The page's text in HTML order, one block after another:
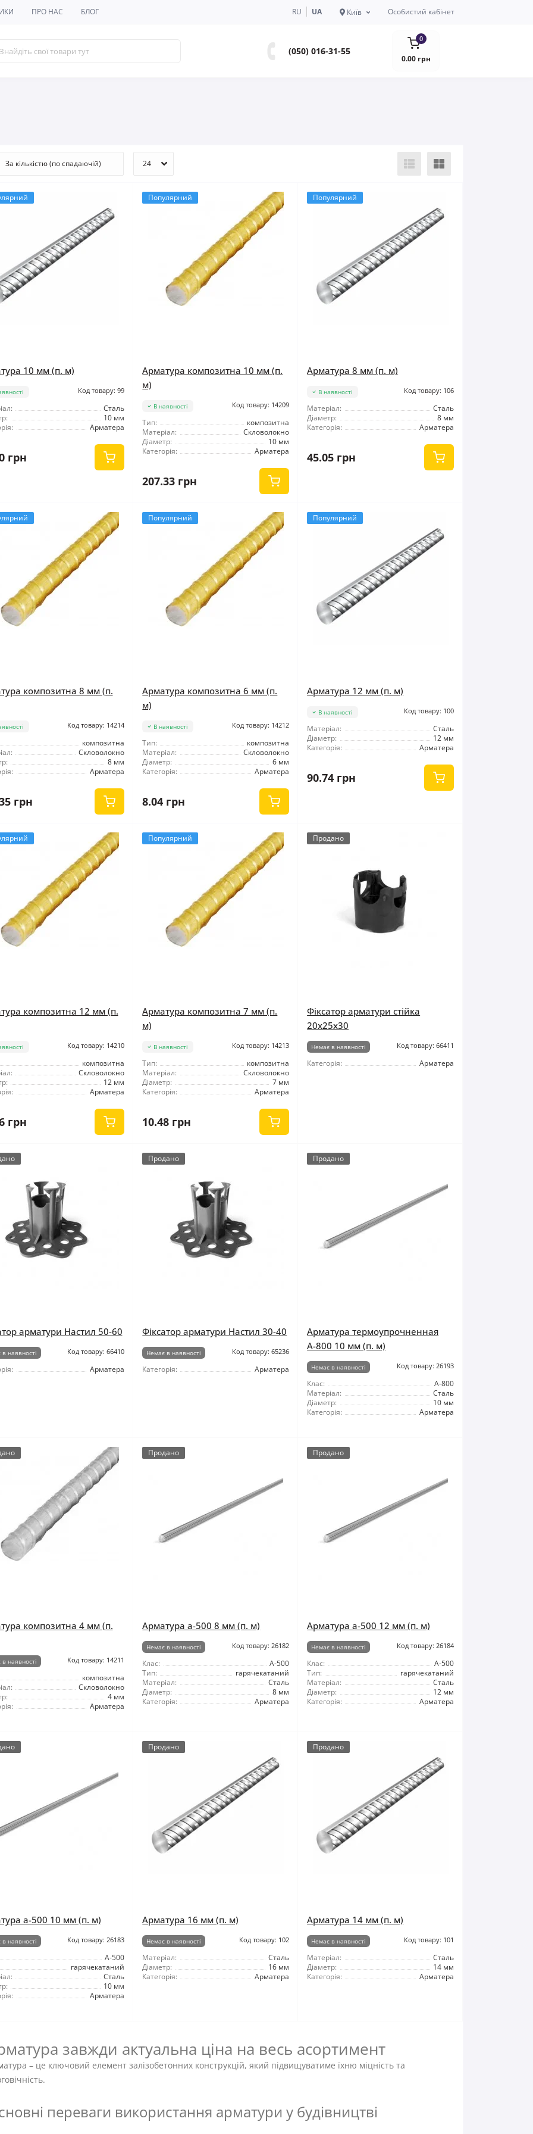
ПРО НАС БЛОГ RU UA Київ Особистий кабінет
(050) 016-31-55
0
0.00 грн
10 мм (п. м)
Код товару: 99
Сталь
10 мм
Арматера
грн
Популярний
Арматура композитна 10 мм (п.
м)
В наявності Код товару: 14209
Тип:
композитна
Матеріал:
Скловолокно
Діаметр:
10 мм
Категорія:
Арматера
207.33 грн
Популярний
Арматура 8 мм (п. м)
В наявності Код товару: 106
Матеріал:
Сталь
Діаметр:
8 мм
Категорія:
Арматера
45.05 грн
композитна 8 мм (п.
Код товару: 14214
композитна
Скловолокно
8 мм
Арматера
грн
Популярний
Арматура композитна 6 мм (п.
м)
В наявності Код товару: 14212
Тип:
композитна
Матеріал:
Скловолокно
Діаметр:
6 мм
Категорія:
Арматера
8.04 грн
Популярний
Арматура 12 мм (п. м)
В наявності Код товару: 100
Матеріал:
Сталь
Діаметр:
12 мм
Категорія:
Арматера
90.74 грн
композитна 12 мм (п.
Код товару: 14210
композитна
Скловолокно
12 мм
Арматера
грн
Популярний
Арматура композитна 7 мм (п.
м)
В наявності Код товару: 14213
Тип:
композитна
Матеріал:
Скловолокно
Діаметр:
7 мм
Категорія:
Арматера
10.48 грн
Продано
Фіксатор арматури стійка
20x25x30
Немає в наявності Код товару: 66411
Категорія: Арматера
арматури Настил 50-60
наявності Код товару: 66410
Арматера
Продано
Фіксатор арматури Настил 30-40
Немає в наявності Код товару: 65236
Категорія: Арматера
Продано
Арматура термоупрочненная
А-800 10 мм (п. м)
Немає в наявності Код товару: 26193
Клас:
А-800
Матеріал:
Сталь
Діаметр:
10 мм
Категорія:
Арматера
композитна 4 мм (п.
наявності Код товару: 14211
композитна
Скловолокно
4 мм
Арматера
Продано
Арматура а-500 8 мм (п. м)
Немає в наявності Код товару: 26182
Клас:
А-500
Тип:
гарячекатаний
Матеріал:
Сталь
Діаметр:
8 мм
Категорія:
Арматера
Продано
Арматура а-500 12 мм (п. м)
Немає в наявності Код товару: 26184
Клас:
А-500
Тип:
гарячекатаний
Матеріал:
Сталь
Діаметр:
12 мм
Категорія:
Арматера
а-500 10 мм (п. м)
наявності Код товару: 26183
А-500
гарячекатаний
Сталь
10 мм
Арматера
Продано
Арматура 16 мм (п. м)
Немає в наявності Код товару: 102
Матеріал:
Сталь
Діаметр:
16 мм
Категорія:
Арматера
Продано
Арматура 14 мм (п. м)
Немає в наявності Код товару: 101
Матеріал:
Сталь
Діаметр:
14 мм
Категорія:
Арматера
завжди актуальна ціна на весь асортимент
– ​​це ключовий елемент залізобетонних конструкцій, який підвищуватиме їхню міцність та
переваги використання арматури у будівництві